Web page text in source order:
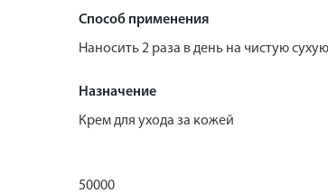
Способ применения
Наносить 2 раза в день на чистую
Назначение
Крем для ухода за кожей
50000